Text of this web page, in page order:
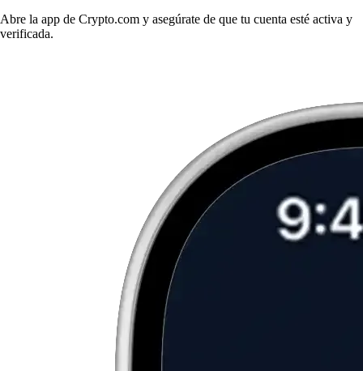
Abre la app de Crypto.com y asegúrate de que tu cuenta esté activa y
verificada.